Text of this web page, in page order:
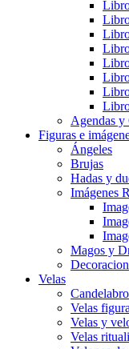
Agendas y
Figuras e
Ángeles
Brujas
Hadas y
Imágenes
Magos y
Velas
Velas figura
Velas y
Velas